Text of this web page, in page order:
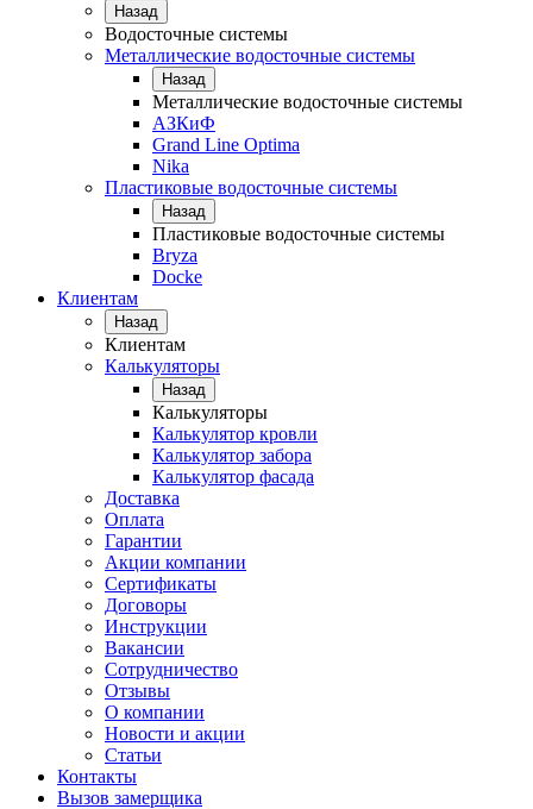
Назад
Водосточные системы
Металлические водосточные системы
Назад
Металлические водосточные системы
АЗКиФ
Grand Line Optima
Nika
Пластиковые водосточные системы
Назад
Пластиковые водосточные системы
Bryza
Docke
Клиентам
Назад
Клиентам
Калькуляторы
Назад
Калькуляторы
Калькулятор кровли
Калькулятор забора
Калькулятор фасада
Доставка
Оплата
Гарантии
Акции компании
Сертификаты
Договоры
Инструкции
Вакансии
Сотрудничество
Отзывы
О компании
Новости и акции
Статьи
Контакты
Вызов замерщика